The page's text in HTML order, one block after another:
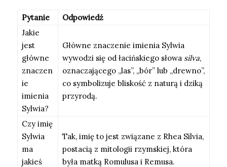
Pytanie
Odpowiedź
Jakie
jest
główne
znaczen
ie
imienia
Sylwia?
Główne znaczenie imienia Sylwia
wywodzi się od łacińskiego słowa silva,
oznaczającego „las”, „bór” lub „drewno”,
co symbolizuje bliskość z naturą i dziką
przyrodą.
Czy imię
Sylwia
ma
jakieś
Tak, imię to jest związane z Rhea Silvia,
postacią z mitologii rzymskiej, która
była matką Romulusa i Remusa.